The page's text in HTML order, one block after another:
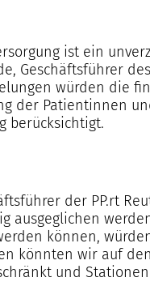
ist ein
Geschäftsführer
würden die
der Patientinnen
berücksichtigt.
der PP.rt
können,
könnten wir auf
und